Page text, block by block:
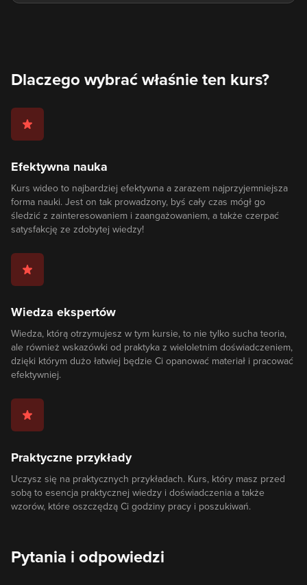
Dlaczego wybrać właśnie ten kurs?
Efektywna nauka
Kurs wideo to najbardziej efektywna a zarazem najprzyjemniejsza
forma nauki. Jest on tak prowadzony, byś cały czas mógł go
śledzić z zainteresowaniem i zaangażowaniem, a także czerpać
satysfakcję ze zdobytej wiedzy!
Wiedza ekspertów
Wiedza, którą otrzymujesz w tym kursie, to nie tylko sucha teoria,
ale również wskazówki od praktyka z wieloletnim doświadczeniem,
dzięki którym dużo łatwiej będzie Ci opanować materiał i pracować
efektywniej.
Praktyczne przykłady
Uczysz się na praktycznych przykładach. Kurs, który masz przed
sobą to esencja praktycznej wiedzy i doświadczenia a także
wzorów, które oszczędzą Ci godziny pracy i poszukiwań.
Pytania i odpowiedzi